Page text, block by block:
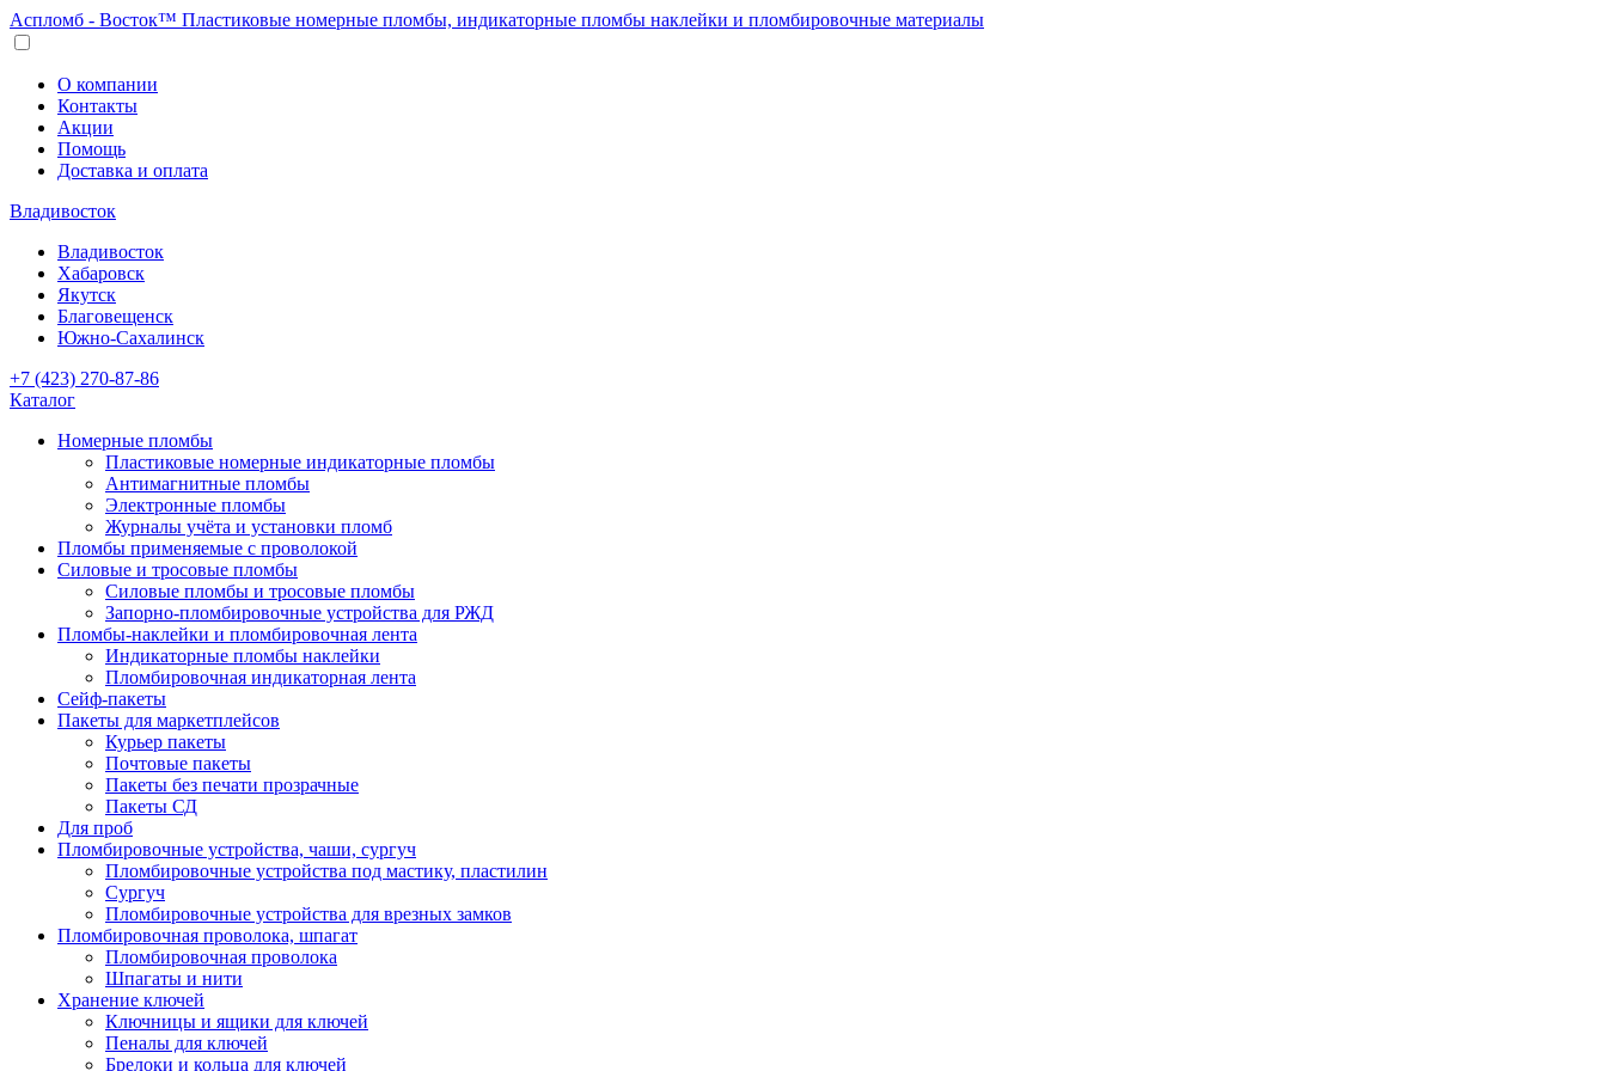
Аспломб - Восток™ Пластиковые номерные пломбы, индикаторные пломбы наклейки и пломбировочные материалы
О компании
Контакты
Акции
Помощь
Доставка и оплата
Владивосток
Владивосток
Хабаровск
Якутск
Благовещенск
Южно-Сахалинск
+7 (423) 270-87-86
Каталог
Номерные пломбы
Пластиковые номерные индикаторные пломбы
Антимагнитные пломбы
Электронные пломбы
Журналы учёта и установки пломб
Пломбы применяемые с проволокой
Силовые и тросовые пломбы
Силовые пломбы и тросовые пломбы
Запорно-пломбировочные устройства для РЖД
Пломбы-наклейки и пломбировочная лента
Индикаторные пломбы наклейки
Пломбировочная индикаторная лента
Сейф-пакеты
Пакеты для маркетплейсов
Курьер пакеты
Почтовые пакеты
Пакеты без печати прозрачные
Пакеты СД
Для проб
Пломбировочные устройства, чаши, сургуч
Пломбировочные устройства под мастику, пластилин
Сургуч
Пломбировочные устройства для врезных замков
Пломбировочная проволока, шпагат
Пломбировочная проволока
Шпагаты и нити
Хранение ключей
Ключницы и ящики для ключей
Пеналы для ключей
Брелоки и кольца для ключей